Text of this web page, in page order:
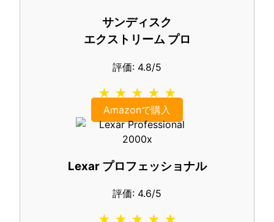
サンディスク
エクストリーム プロ
評価: 4.8/5
★ ★ ★ ★ ★
Amazonで購入
Lexar プロフェッショナル
評価: 4.6/5